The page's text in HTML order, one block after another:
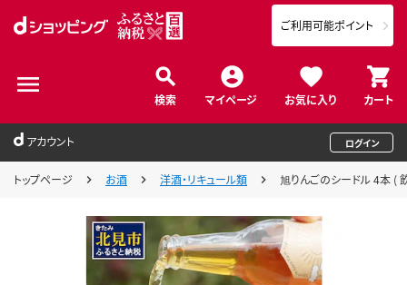
検索 マイページ お気に入り カート
ご利用可能ポイント
アカウント ログイン
トップページ お酒 洋酒・リキュール類 旭りんごのシードル 4本 (